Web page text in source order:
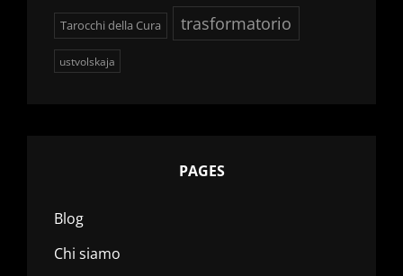
Tarocchi della Cura trasformatorio
ustvolskaja
PAGES
Blog
Chi siamo